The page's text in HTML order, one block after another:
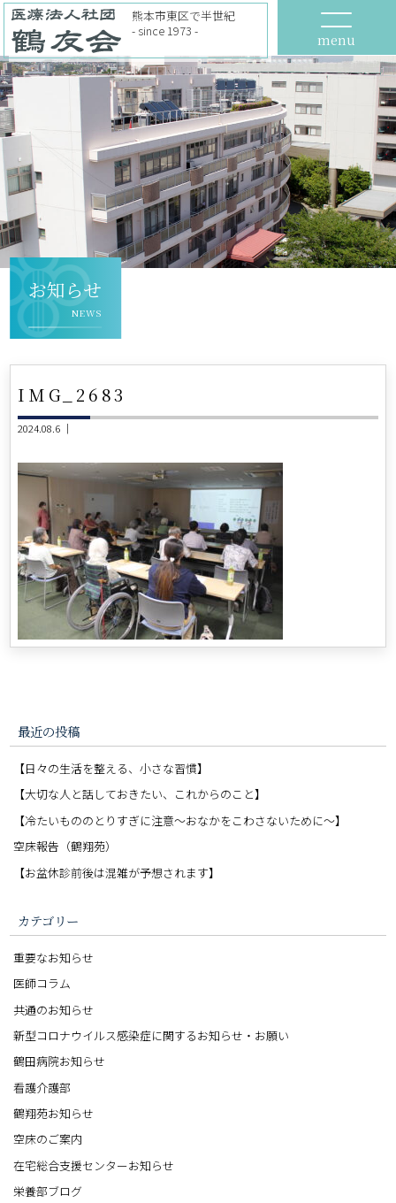
menu
熊本市東区で半世紀
- since 1973 -
お知らせ
NEWS
IMG_2683
2024.08.6 ｜
最近の投稿
【日々の生活を整える、小さな習慣】
【大切な人と話しておきたい、これからのこと】
【冷たいもののとりすぎに注意〜おなかをこわさないために〜】
空床報告（鶴翔苑）
【お盆休診前後は混雑が予想されます】
カテゴリー
重要なお知らせ
医師コラム
共通のお知らせ
新型コロナウイルス感染症に関するお知らせ・お願い
鶴田病院お知らせ
看護介護部
鶴翔苑お知らせ
空床のご案内
在宅総合支援センターお知らせ
栄養部ブログ